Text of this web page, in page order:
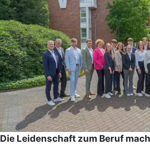
Die Leidenschaft zum Beruf